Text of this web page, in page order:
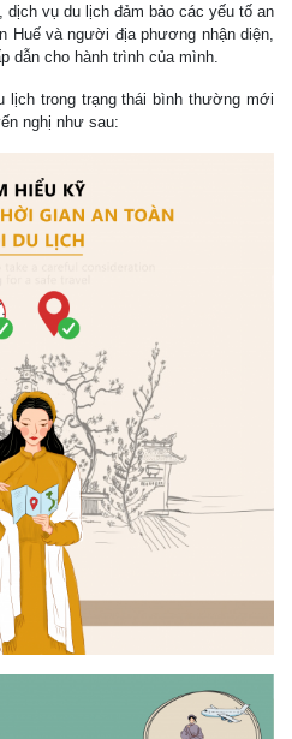
vụ du lịch đảm bảo các yếu tố an
Huế và người địa phương nhận diện,
dẫn cho hành trình của mình.
lịch trong trạng thái bình thường mới
nghị như sau: